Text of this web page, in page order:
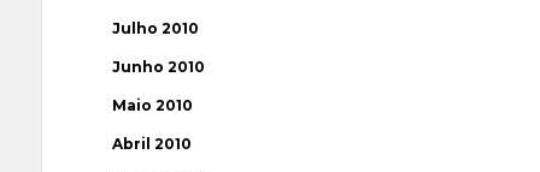
Julho 2010
Junho 2010
Maio 2010
Abril 2010